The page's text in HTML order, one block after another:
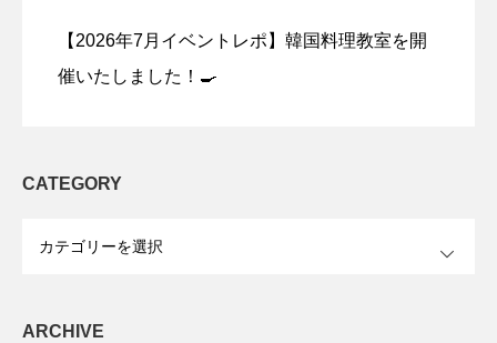
【2026年7月イベントレポ】韓国料理教室を開
催いたしました！🍳
CATEGORY
ARCHIVE